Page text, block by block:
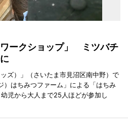
ークショップ」 ミツバチ
ズ）」（さいたま市見沼区南中野）で
）はちみつファーム」による「はちみ
児から大人まで25人ほどが参加し